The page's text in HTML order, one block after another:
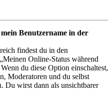
Benutzername in der
findest du in den
Online-Status während
du diese Option einschaltest,
Moderatoren und du selbst
Du wirst dann als unsichtbarer